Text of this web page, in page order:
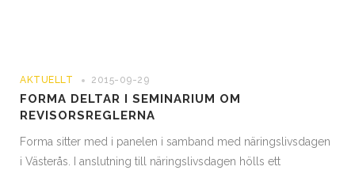
AKTUELLT 2015-09-29
FORMA DELTAR I SEMINARIUM OM
REVISORSREGLERNA
Forma sitter med i panelen i samband med näringslivsdagen
i Västerås. I anslutning till näringslivsdagen hölls ett